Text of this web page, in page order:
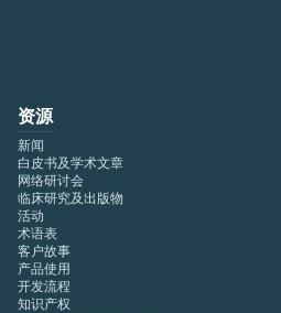
资源
新闻
白皮书及学术文章
网络研讨会
临床研究及出版物
活动
术语表
客户故事
产品使用
开发流程
知识产权